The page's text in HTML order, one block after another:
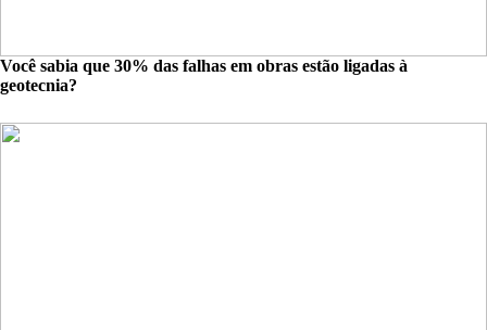
Você sabia que 30% das falhas em obras estão ligadas à
geotecnia?